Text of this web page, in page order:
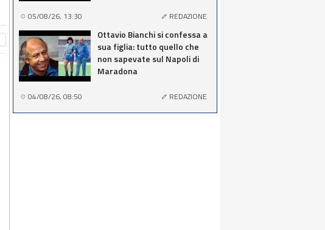
05/08/26, 13:30 REDAZIONE
Ottavio Bianchi si confessa a
sua figlia: tutto quello che
non sapevate sul Napoli di
Maradona
04/08/26, 08:50 REDAZIONE